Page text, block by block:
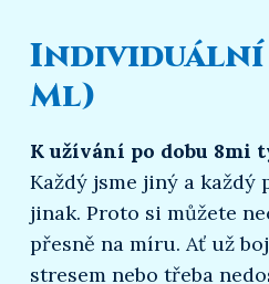
Individuální
Ml)
K užívání po dobu 8mi
Každý jsme jiný a každý
jinak. Proto si můžete
přesně na míru. Ať už
stresem nebo třeba